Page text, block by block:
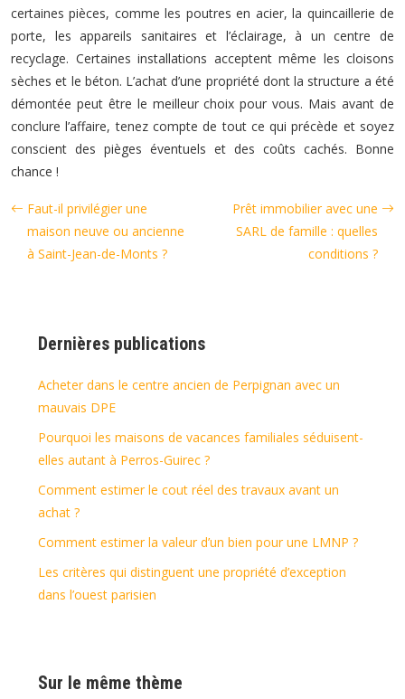
certaines pièces, comme les poutres en acier, la quincaillerie de
porte, les appareils sanitaires et l’éclairage, à un centre de
recyclage. Certaines installations acceptent même les cloisons
sèches et le béton. L’achat d’une propriété dont la structure a été
démontée peut être le meilleur choix pour vous. Mais avant de
conclure l’affaire, tenez compte de tout ce qui précède et soyez
conscient des pièges éventuels et des coûts cachés. Bonne
chance !
Faut-il privilégier une
maison neuve ou ancienne
à Saint-Jean-de-Monts ?
Prêt immobilier avec une
SARL de famille : quelles
conditions ?
Dernières publications
Acheter dans le centre ancien de Perpignan avec un
mauvais DPE
Pourquoi les maisons de vacances familiales séduisent-
elles autant à Perros-Guirec ?
Comment estimer le cout réel des travaux avant un
achat ?
Comment estimer la valeur d’un bien pour une LMNP ?
Les critères qui distinguent une propriété d’exception
dans l’ouest parisien
Sur le même thème